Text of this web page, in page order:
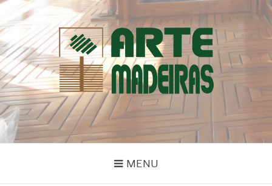
Pular
para
o
conteúdo
BLOG | ARTE
MADEIRAS
Dicas e Novidades sobre Madeiras
MENU